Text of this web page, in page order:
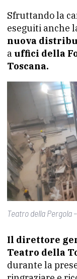
Sfruttando la
eseguiti anche
nuova
a uffici della
Toscana.
Teatro della Pergola
Il direttore
Teatro della
durante la